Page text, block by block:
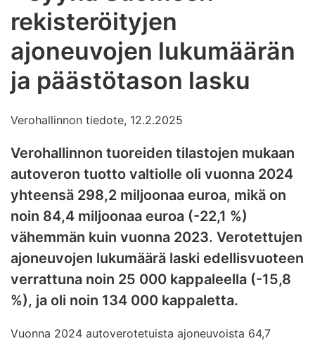
rekisteröityjen
ajoneuvojen lukumäärän
ja päästötason lasku
Verohallinnon tiedote, 12.2.2025
Verohallinnon tuoreiden tilastojen mukaan
autoveron tuotto valtiolle oli vuonna 2024
yhteensä 298,2 miljoonaa euroa, mikä on
noin 84,4 miljoonaa euroa (-22,1 %)
vähemmän kuin vuonna 2023. Verotettujen
ajoneuvojen lukumäärä laski edellisvuoteen
verrattuna noin 25 000 kappaleella (-15,8
%), ja oli noin 134 000 kappaletta.
Vuonna 2024 autoverotetuista ajoneuvoista 64,7